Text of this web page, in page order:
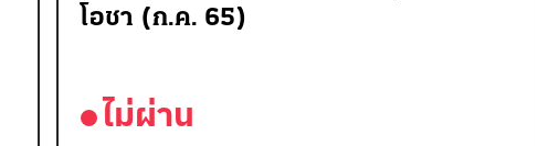
โอชา (ก.ค. 65)
ไม่ผ่าน